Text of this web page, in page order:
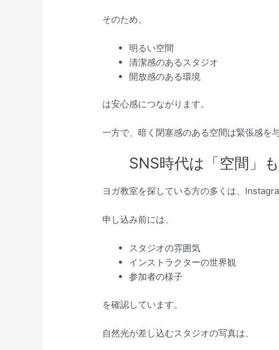
そのため、
明るい空間
清潔感のあるスタジオ
開放感のある環境
は安心感につながります。
一方で、暗く閉塞感のある空間は緊張感を
SNS時代は「空間」
ヨガ教室を探している方の多くは、
申し込み前には、
スタジオの雰囲気
インストラクターの世界観
参加者の様子
を確認しています。
自然光が差し込むスタジオの写真は、